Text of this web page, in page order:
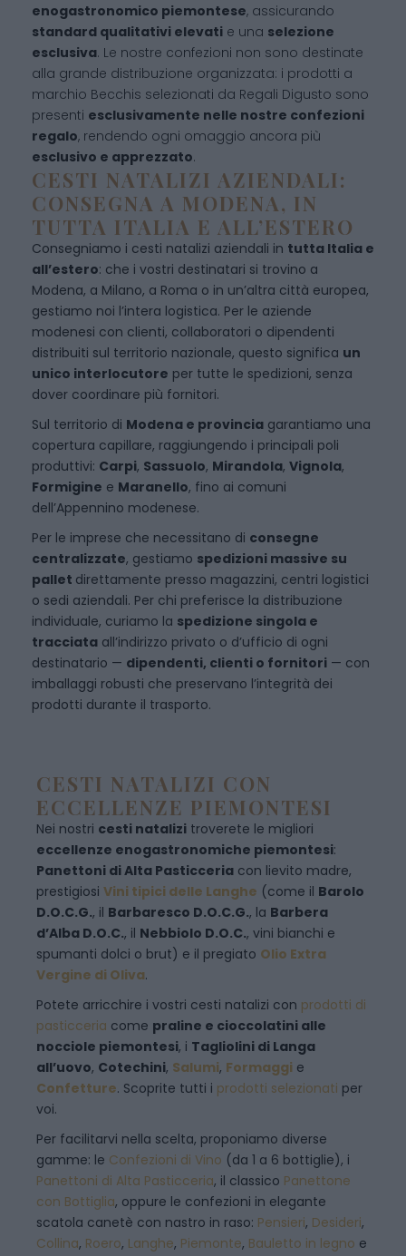
enogastronomico piemontese, assicurando
standard qualitativi elevati e una selezione
esclusiva. Le nostre confezioni non sono destinate
alla grande distribuzione organizzata: i prodotti a
marchio Becchis selezionati da Regali Digusto sono
presenti esclusivamente nelle nostre confezioni
regalo, rendendo ogni omaggio ancora più
esclusivo e apprezzato.
CESTI NATALIZI AZIENDALI:
CONSEGNA A MODENA, IN
TUTTA ITALIA E ALL’ESTERO
Consegniamo i cesti natalizi aziendali in tutta Italia e
all’estero: che i vostri destinatari si trovino a
Modena, a Milano, a Roma o in un’altra città europea,
gestiamo noi l’intera logistica. Per le aziende
modenesi con clienti, collaboratori o dipendenti
distribuiti sul territorio nazionale, questo significa un
unico interlocutore per tutte le spedizioni, senza
dover coordinare più fornitori.
Sul territorio di Modena e provincia garantiamo una
copertura capillare, raggiungendo i principali poli
produttivi: Carpi, Sassuolo, Mirandola, Vignola,
Formigine e Maranello, fino ai comuni
dell’Appennino modenese.
Per le imprese che necessitano di consegne
centralizzate, gestiamo spedizioni massive su
pallet direttamente presso magazzini, centri logistici
o sedi aziendali. Per chi preferisce la distribuzione
individuale, curiamo la spedizione singola e
tracciata all’indirizzo privato o d’ufficio di ogni
destinatario — dipendenti, clienti o fornitori — con
imballaggi robusti che preservano l’integrità dei
prodotti durante il trasporto.
CESTI NATALIZI CON
ECCELLENZE PIEMONTESI
Nei nostri cesti natalizi troverete le migliori
eccellenze enogastronomiche piemontesi:
Panettoni di Alta Pasticceria con lievito madre,
prestigiosi Vini tipici delle Langhe (come il Barolo
D.O.C.G., il Barbaresco D.O.C.G., la Barbera
d’Alba D.O.C., il Nebbiolo D.O.C., vini bianchi e
spumanti dolci o brut) e il pregiato Olio Extra
Vergine di Oliva.
Potete arricchire i vostri cesti natalizi con prodotti di
pasticceria come praline e cioccolatini alle
nocciole piemontesi, i Tagliolini di Langa
all’uovo, Cotechini, Salumi, Formaggi e
Confetture. Scoprite tutti i prodotti selezionati per
voi.
Per facilitarvi nella scelta, proponiamo diverse
gamme: le Confezioni di Vino (da 1 a 6 bottiglie), i
Panettoni di Alta Pasticceria, il classico Panettone
con Bottiglia, oppure le confezioni in elegante
scatola canetè con nastro in raso: Pensieri, Desideri,
Collina, Roero, Langhe, Piemonte, Bauletto in legno e